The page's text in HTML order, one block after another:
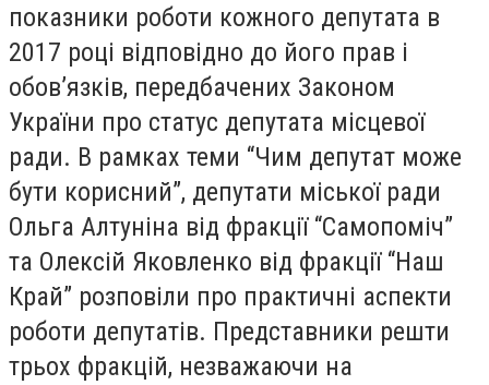
показники роботи кожного депутата в
2017 році відповідно до його прав і
обов’язків, передбачених Законом
України про статус депутата місцевої
ради. В рамках теми “Чим депутат може
бути корисний”, депутати міської ради
Ольга Алтуніна від фракції “Самопоміч”
та Олексій Яковленко від фракції “Наш
Край” розповіли про практичні аспекти
роботи депутатів. Представники решти
трьох фракцій, незважаючи на